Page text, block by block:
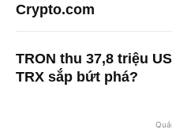
Crypto.com
TRON thu 37,8 triệu
TRX sắp bứt phá?